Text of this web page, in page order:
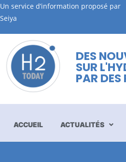
Un service d’information proposé par
Seiya
DES
SUR
PAR DES
ACCUEIL ACTUALITÉS